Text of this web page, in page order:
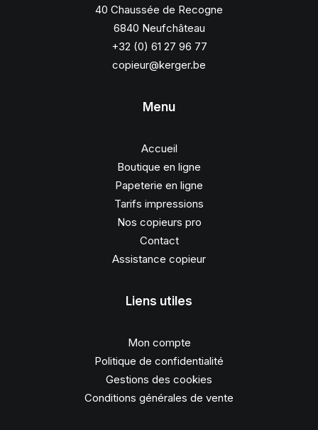
40 Chaussée de Recogne
6840 Neufchâteau
+32 (0) 61 27 96 77
copieur@kerger.be
Menu
Accueil
Boutique en ligne
Papeterie en ligne
Tarifs impressions
Nos copieurs pro
Contact
Assistance copieur
Liens utiles
Mon compte
Politique de confidentialité
Gestions des cookies
Conditions générales de vente